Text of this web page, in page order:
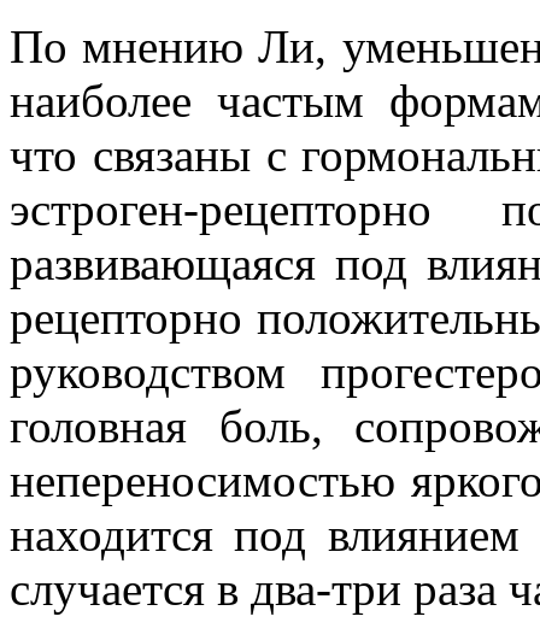
По мнению Ли,
наиболее частым
что связаны с
эстроген-рецепторно
развивающаяся под
рецепторно
руководством
головная боль,
непереносимостью
находится под
случается в два-три